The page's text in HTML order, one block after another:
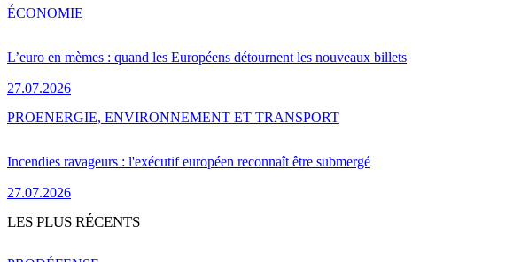
L’euro en mèmes : quand les Européens détournent les nouveaux billets
27.07.2026
ÉCONOMIE
Incendies ravageurs : l'exécutif européen reconnaît être submergé
27.07.2026
PROENERGIE, ENVIRONNEMENT ET TRANSPORT
LES PLUS RÉCENTS